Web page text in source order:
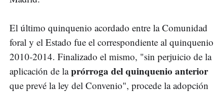
El último quinquenio acordado entre la Comunidad
foral y el Estado fue el correspondiente al quinquenio
2010-2014. Finalizado el mismo, "sin perjuicio de la
aplicación de laprórroga del quinquenio anterior
que prevé la ley del Convenio", procede la adopción